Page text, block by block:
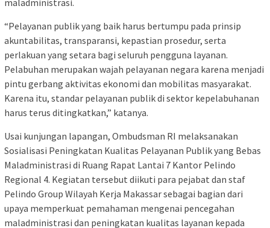
“Pelayanan publik yang baik harus bertumpu pada prinsip
akuntabilitas, transparansi, kepastian prosedur, serta
perlakuan yang setara bagi seluruh pengguna layanan.
Pelabuhan merupakan wajah pelayanan negara karena menjadi
pintu gerbang aktivitas ekonomi dan mobilitas masyarakat.
Karena itu, standar pelayanan publik di sektor kepelabuhanan
harus terus ditingkatkan,” katanya.
Usai kunjungan lapangan, Ombudsman RI melaksanakan
Sosialisasi Peningkatan Kualitas Pelayanan Publik yang Bebas
Maladministrasi di Ruang Rapat Lantai 7 Kantor Pelindo
Regional 4. Kegiatan tersebut diikuti para pejabat dan staf
Pelindo Group Wilayah Kerja Makassar sebagai bagian dari
upaya memperkuat pemahaman mengenai pencegahan
maladministrasi dan peningkatan kualitas layanan kepada